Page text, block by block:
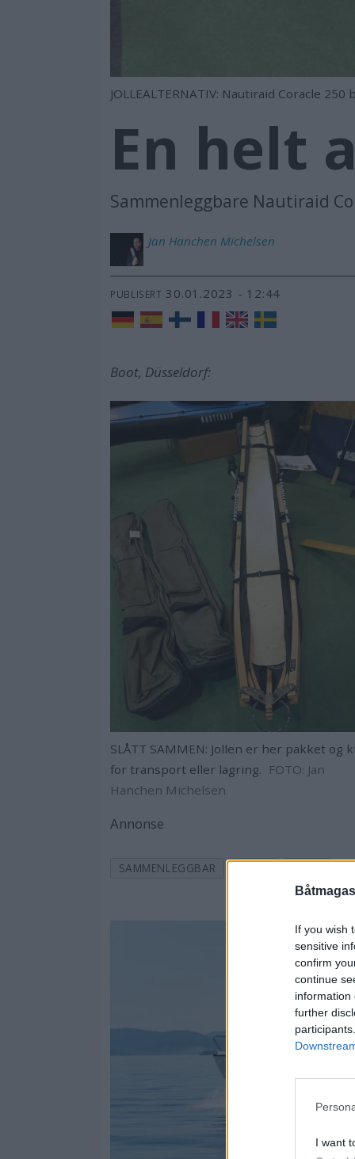
If you wish
sensitive
confirm
continue
information
further
I want
JOLLEALTERNATIV: Nautiraid Coracle
En helt
Sammenleggbare Nautiraid
Jan Hanchen Michelsen
PUBLISERT 30.01.2023 - 12:44
Boot, Düsseldorf:
SLÅTT SAMMEN: Jollen er her pakket og
for transport eller lagring. FOTO: Jan
Hanchen Michelsen
Annonse
SAMMENLEGGBAR